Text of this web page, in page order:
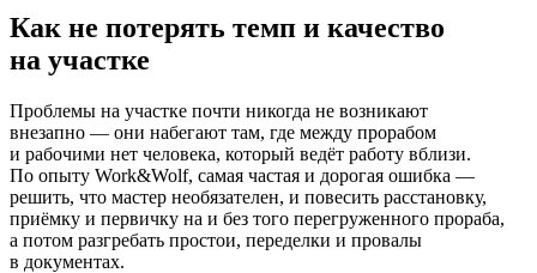
Как не потерять темп и качество
на участке
Проблемы на участке почти никогда не возникают
внезапно — они набегают там, где между прорабом
и рабочими нет человека, который ведёт работу вблизи.
По опыту Work&Wolf, самая частая и дорогая ошибка —
решить, что мастер необязателен, и повесить расстановку,
приёмку и первичку на и без того перегруженного прораба,
а потом разгребать простои, переделки и провалы
в документах.